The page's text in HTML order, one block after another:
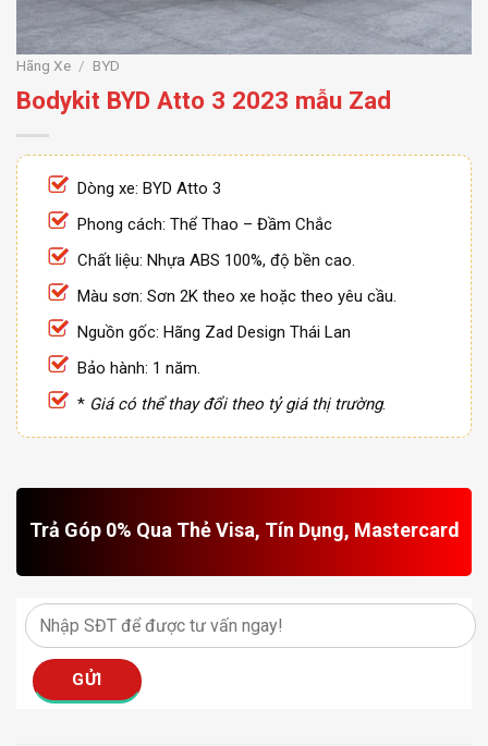
Hãng Xe / BYD
Bodykit BYD Atto 3 2023 mẫu Zad
Dòng xe: BYD Atto 3
Phong cách: Thể Thao – Đầm Chắc
Chất liệu: Nhựa ABS 100%, độ bền cao.
Màu sơn: Sơn 2K theo xe hoặc theo yêu cầu.
Nguồn gốc: Hãng Zad Design Thái Lan
Bảo hành: 1 năm.
* Giá có thể thay đổi theo tỷ giá thị trường.
Trả Góp 0% Qua Thẻ Visa, Tín Dụng, Mastercard